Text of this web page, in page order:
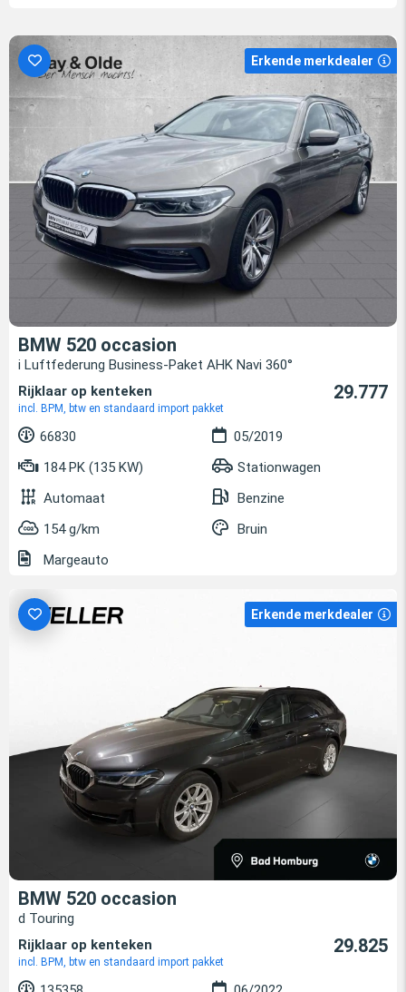
Erkende merkdealer
BMW 520 occasion
i Luftfederung Business-Paket AHK Navi 360°
Rijklaar op kenteken
incl. BPM, btw en standaard import pakket
29.777
66830
05/2019
184 PK (135 KW)
Stationwagen
Automaat
Benzine
154 g/km
Bruin
Margeauto
Erkende merkdealer
BMW 520 occasion
d Touring
Rijklaar op kenteken
incl. BPM, btw en standaard import pakket
29.825